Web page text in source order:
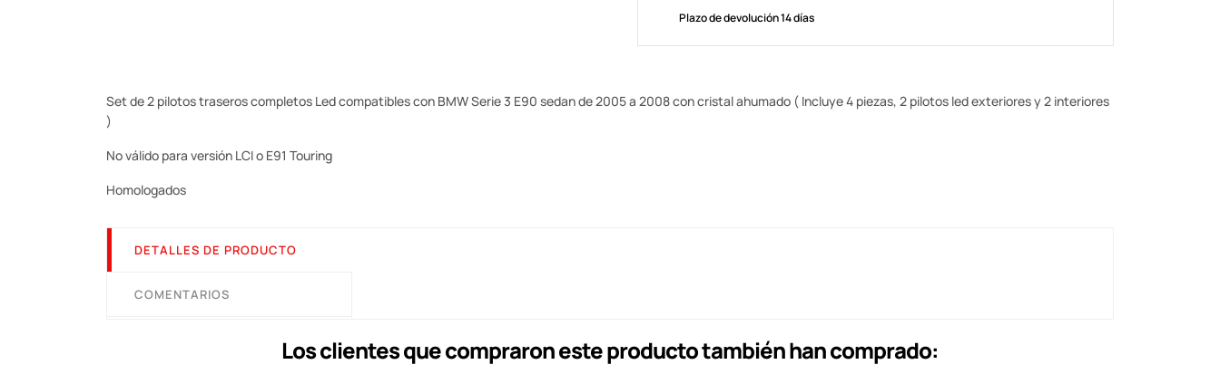
Plazo de devolución 14 días
Set de 2 pilotos traseros completos Led compatibles con BMW Serie 3 E90 sedan de 2005 a 2008 con cristal ahumado ( Incluye 4 piezas, 2 pilotos led exteriores y 2 interiores
)
No válido para versión LCI o E91 Touring
Homologados
DETALLES DE PRODUCTO
COMENTARIOS
Los clientes que compraron este producto también han comprado: